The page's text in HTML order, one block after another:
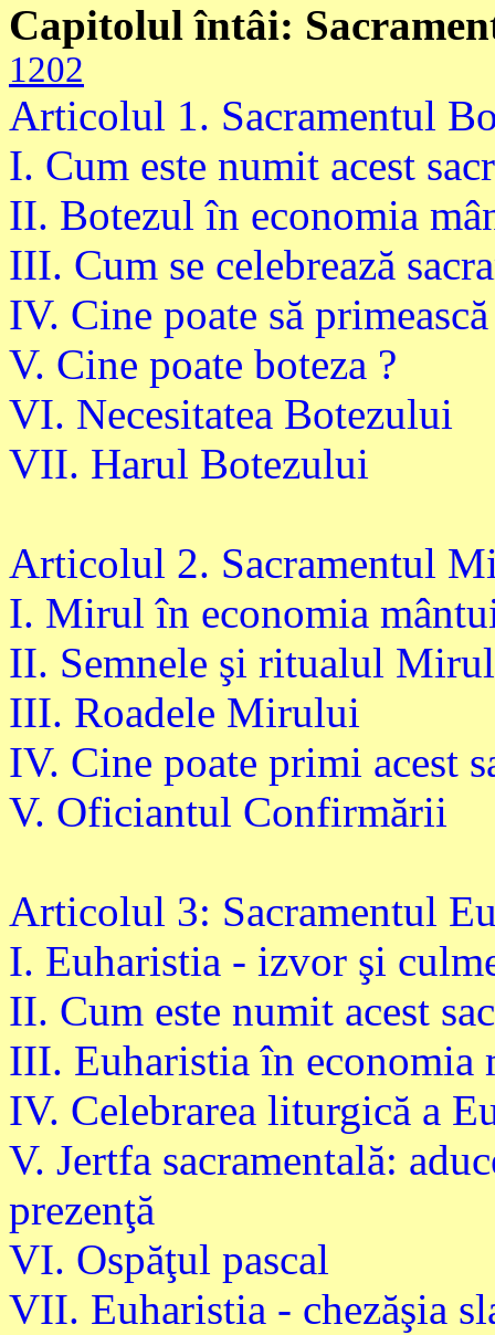
Capitolul întâi:
1202
Articolul 1. Sacramentul
I. Cum este numit acest
II. Botezul în economia
III. Cum se celebrează
IV. Cine poate să
V. Cine poate boteza ?
VI. Necesitatea Botezului
VII. Harul Botezului
Articolul 2. Sacramentul
I. Mirul în economia
II. Semnele şi ritualul
III. Roadele Mirului
IV. Cine poate primi acest
V. Oficiantul Confirmării
Articolul 3: Sacramentul
I. Euharistia - izvor şi
II. Cum este numit acest
III. Euharistia în economia
IV. Celebrarea liturgică a
V. Jertfa sacramentală:
prezenţă
VI. Ospăţul pascal
VII. Euharistia - chezăşia